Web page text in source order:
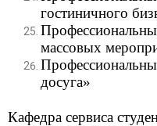
гостиничного
массовых
досуга»
Кафедра сервиса